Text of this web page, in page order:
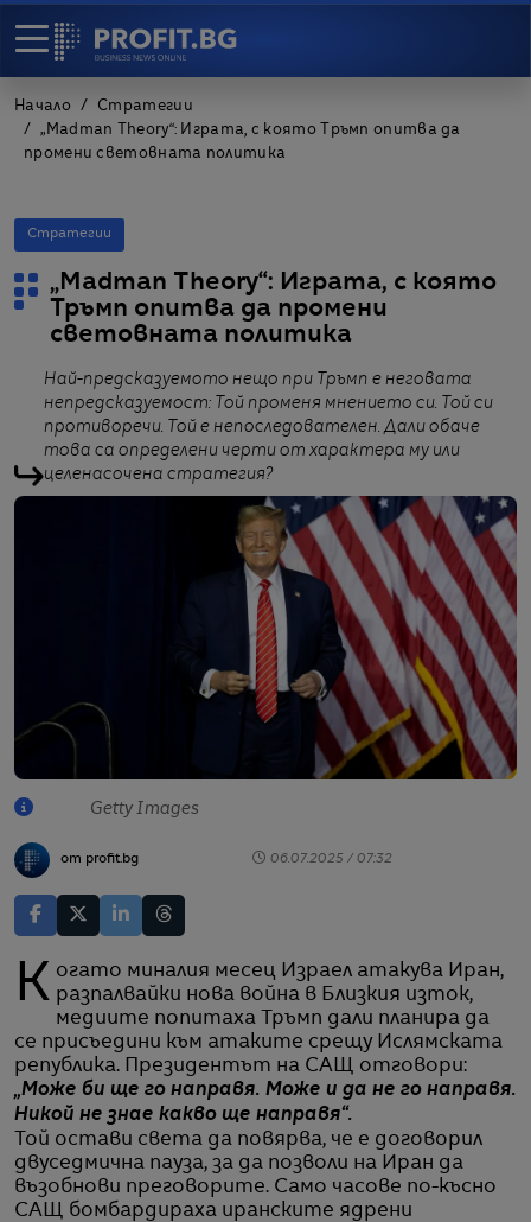
Начало
Стратегии
„Madman Theory“: Играта, с която Тръмп опитва да
промени световната политика
Стратегии
„Madman Theory“: Играта, с която
Тръмп опитва да промени
световната политика
Най-предсказуемото нещо при Тръмп е неговата
непредсказуемост: Той променя мнението си. Той си
противоречи. Той е непоследователен. Дали обаче
това са определени черти от характера му или
целенасочена стратегия?
Getty Images
от profit.bg 06.07.2025 / 07:32
Когато миналия месец Израел атакува Иран, разпалвайки нова война в Близкия изток,
медиите попитаха Тръмп дали планира да
се присъедини към атаките срещу Ислямската
република. Президентът на САЩ отговори:
„Може би ще го направя. Може и да не го направя.
Никой не знае какво ще направя“.
Той остави света да повярва, че е договорил
двуседмична пауза, за да позволи на Иран да
възобнови преговорите. Само часове по-късно
САЩ бомбардираха иранските ядрени